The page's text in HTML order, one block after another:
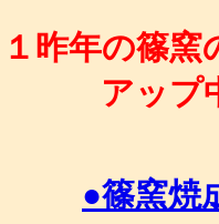
１昨年の篠窯
アップ
●篠窯焼